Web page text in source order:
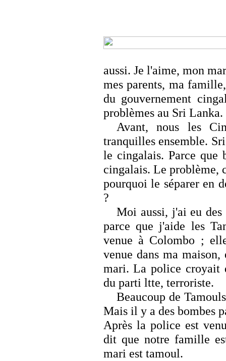
aussi. Je l'aime, mon
mes parents, ma
du gouvernement
problèmes au Sri Lanka.
Avant, nous les
tranquilles ensemble.
le cingalais. Parce que
cingalais. Le problème,
pourquoi le séparer en
?
Moi aussi, j'ai eu
parce que j'aide les
venue à Colombo ;
venue dans ma
mari. La police croyait
du parti ltte, terroriste.
Beaucoup de
Mais il y a des bombes
Après la police est
dit que notre famille
mari est tamoul.